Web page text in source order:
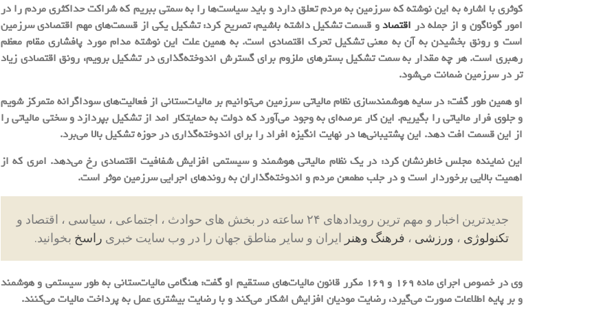
کوثری با اشاره به این نوشته که سرزمین به مردم تعلق دارد و باید سیاست‌ها را به سمتی ببریم که شراکت حداکثری مردم را در
امور گوناگون و از جمله در اقتصادو قسمت تشکیل داشته باشیم، تصریح کرد: تشکیل یکی از قسمت‌های مهم اقتصادی سرزمین
است و رونق بخشیدن به آن به معنی تشکیل تحرک اقتصادی است. به همین علت این نوشته مدام مورد پافشاری مقام معظم
رهبری است. هر چه مقدار به سمت تشکیل بسترهای ملزوم برای گسترش اندوخته‌گذاری در تشکیل برویم، رونق اقتصادی زیاد
تر در سرزمین ضمانت می‌شود.
او همین طور گفت: در سایه هوشمندسازی نظام مالیاتی سرزمین می‌توانیم بر مالیات‌ستانی از فعالیت‌های سوداگرانه متمرکز شویم
و جلوی فرار مالیاتی را بگیریم. این کار عرصه‌ای به وجود می‌آورد که دولت به حمایتکار امد از تشکیل بپردازد و سختی مالیاتی را
از این قسمت افت دهد. این پشتیبانی‌ها در نهایت انگیزه افراد را برای اندوخته‌گذاری در حوزه تشکیل بالا می‌برد.
این نماینده مجلس خاطرنشان کرد: در یک نظام مالیاتی هوشمند و سیستمی افزایش شفافیت اقتصادی رخ می‌دهد. امری که از
اهمیت بالایی برخوردار است و در جلب مطمعن مردم و اندوخته‌گذاران به روندهای اجرایی سرزمین موثر است.
جدیدترین اخبار و مهم ترین رویدادهای ۲۴ ساعته در بخش های حوادث ، اجتماعی ، سیاسی ، اقتصاد و
تکنولوژی ، ورزشی ، فرهنگ وهنر ایران و سایر مناطق جهان را در وب سایت خبری راسخ بخوانید.
وی در خصوص اجرای ماده 169 و 169 مکرر قانون مالیات‌های مستقیم او گفت: هنگامی مالیات‌ستانی به طور سیستمی و هوشمند
و بر پایه اطلاعات صورت می‌گیرد، رضایت مودیان افزایش اشکار می‌کند و با رضایت بیشتری عمل به پرداخت مالیات می‌کنند.